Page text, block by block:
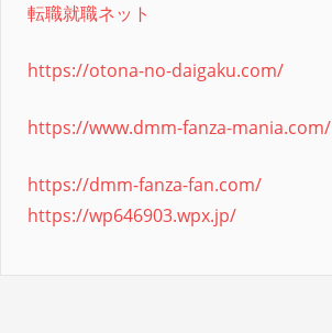
転職就職ネット
https://otona-no-daigaku.com/
https://www.dmm-fanza-mania.com/
https://dmm-fanza-fan.com/
https://wp646903.wpx.jp/